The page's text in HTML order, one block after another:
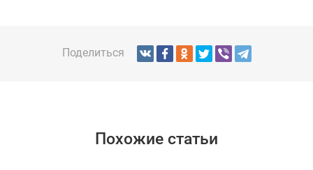
Поделиться
Похожие статьи